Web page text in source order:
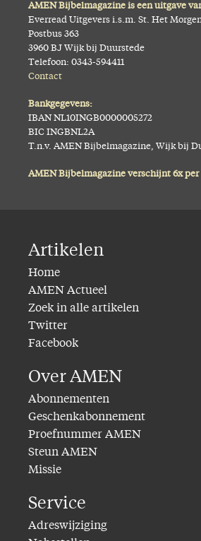
AMEN Bijbelmagazine is een uitgave
Everread Uitgevers i.s.m. St. Het
Postbus 363
3960 BJ Wijk bij Duurstede
Telefoon: 0343-594411
Contact
Bankgegevens:
IBAN NL10INGB0000005272
BIC INGBNL2A
T.n.v. AMEN Bijbelmagazine, Wijk bij
AMEN Bijbelmagazine verschijnt 6x per
Artikelen
Home
AMEN Actueel
Zoek in alle artikelen
Twitter
Facebook
Over AMEN
Abonnementen
Geschenkabonnement
Proefnummer AMEN
Steun AMEN
Missie
Service
Adreswijziging